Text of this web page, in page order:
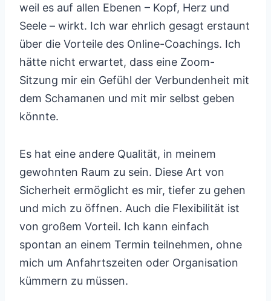
weil es auf allen Ebenen – Kopf, Herz und
Seele – wirkt. Ich war ehrlich gesagt erstaunt
über die Vorteile des Online-Coachings. Ich
hätte nicht erwartet, dass eine Zoom-
Sitzung mir ein Gefühl der Verbundenheit mit
dem Schamanen und mit mir selbst geben
könnte.
Es hat eine andere Qualität, in meinem
gewohnten Raum zu sein. Diese Art von
Sicherheit ermöglicht es mir, tiefer zu gehen
und mich zu öffnen. Auch die Flexibilität ist
von großem Vorteil. Ich kann einfach
spontan an einem Termin teilnehmen, ohne
mich um Anfahrtszeiten oder Organisation
kümmern zu müssen.